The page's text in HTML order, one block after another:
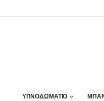
ΥΠΝΟΔΩΜΑΤΙΟ